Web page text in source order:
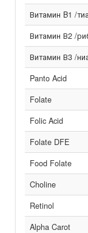
Витамин B1 /
Витамин В2 /
Витамин В3 /
Panto Acid
Folate
Folic Acid
Folate DFE
Food Folate
Choline
Retinol
Alpha Carot